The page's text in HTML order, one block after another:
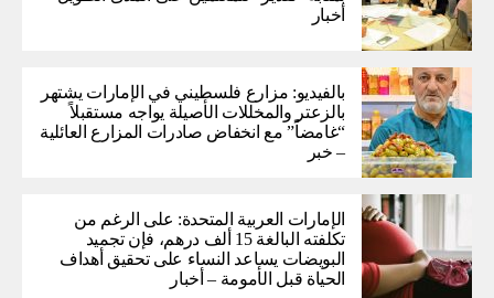
أخبار
بالفيديو: مزارع فلسطيني في الإمارات يشتهر
بالزعتر والمخللات الأصيلة يواجه مستقبلاً
“غامضاً” ​​مع انخفاض صادرات المزارع العائلية
– خبر
الإمارات العربية المتحدة: على الرغم من
تكلفته البالغة 15 ألف درهم، فإن تجميد
البويضات يساعد النساء على تحقيق أهداف
الحياة قبل الأمومة – أخبار